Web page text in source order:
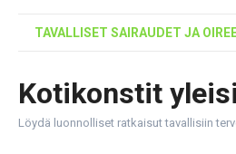
TAVALLISET SAIRAUDET JA
Kotikonstit
Löydä luonnolliset ratkaisut tavallisiin